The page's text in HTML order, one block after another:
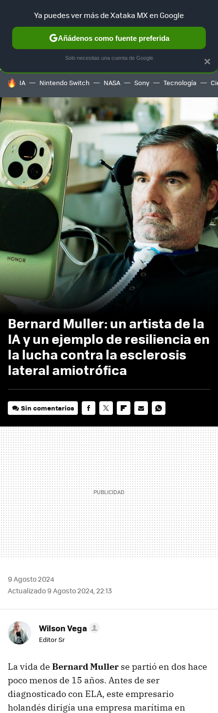
SELECCIÓN GAMING HOME AUTO TERRITORIO
HOY SE HABLA DE
IA Nintendo Switch NASA Sony Tecnología
Bernard Muller: un artista de la
IA y un ejemplo de resiliencia en
la lucha contra la esclerosis
lateral amiotrófica
Sin comentarios
MAIL
9 Agosto 2024
Actualizado 9 Agosto 2024, 22:13
Wilson Vega
Editor Sr
La vida de Bernard Muller se partió en dos hace
poco menos de 15 años. Antes de ser
diagnosticado con ELA, este empresario
holandés dirigía una empresa marítima en
×
Ya puedes ver más de Xataka MX en Google
Añádenos como fuente preferida
Solo necesitas una cuenta de Google